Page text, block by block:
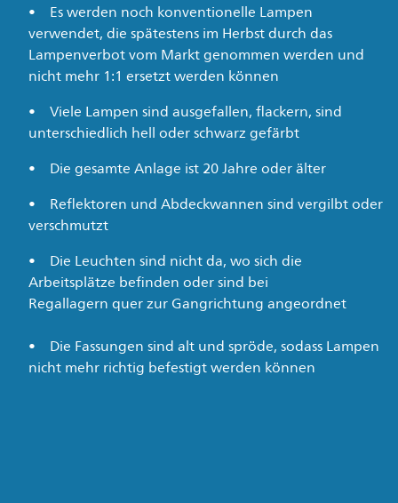
Es werden noch konventionelle Lampen
verwendet, die spätestens im Herbst durch das
Lampenverbot vom Markt genommen werden und
nicht mehr 1:1 ersetzt werden können
Viele Lampen sind ausgefallen, flackern, sind
unterschiedlich hell oder schwarz gefärbt
Die gesamte Anlage ist 20 Jahre oder älter
Reflektoren und Abdeckwannen sind vergilbt oder
verschmutzt
Die Leuchten sind nicht da, wo sich die
Arbeitsplätze befinden oder sind bei
Regallagern quer zur Gangrichtung angeordnet
Die Fassungen sind alt und spröde, sodass Lampen
nicht mehr richtig befestigt werden können